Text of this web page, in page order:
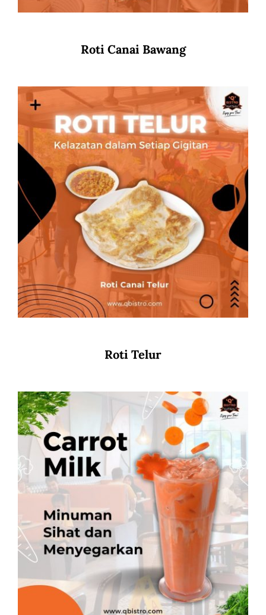
Roti Canai Bawang
Roti Telur